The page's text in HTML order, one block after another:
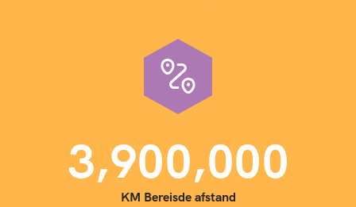
3,900,000
KM Bereisde afstand